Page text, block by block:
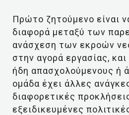
Πρώτο ζητούμενο είναι
διαφορά μεταξύ των
ανάσχεση των εκροών
στην αγορά εργασίας,
ήδη απασχολούμενους ή
ομάδα έχει άλλες
διαφορετικές
εξειδικευμένες